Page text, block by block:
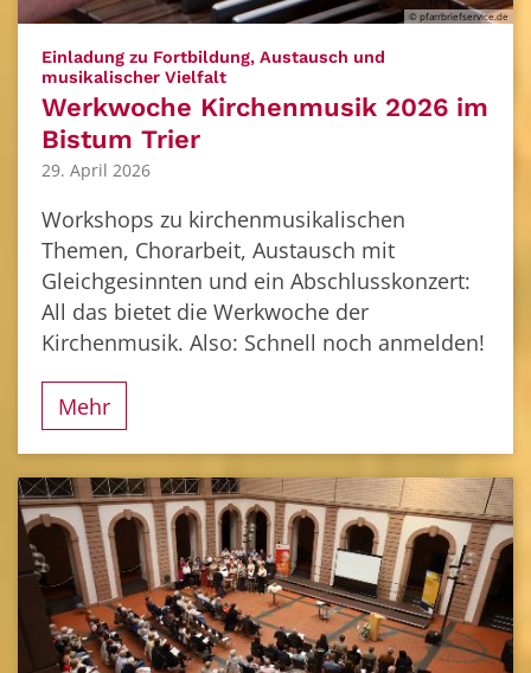
© pfarrbriefservice.de
Einladung zu Fortbildung, Austausch und
musikalischer Vielfalt:
Werkwoche Kirchenmusik 2026 im
Bistum Trier
29. April 2026
Workshops zu kirchenmusikalischen
Themen, Chorarbeit, Austausch mit
Gleichgesinnten und ein Abschlusskonzert:
All das bietet die Werkwoche der
Kirchenmusik. Also: Schnell noch anmelden!
Mehr